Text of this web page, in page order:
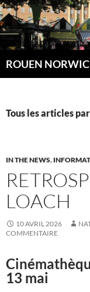
Aller
au
contenu
ROUEN
Tous les articles
IN THE NEWS,
LOACH
10 AVRIL 2026
COMMENTAIRE
13 mai